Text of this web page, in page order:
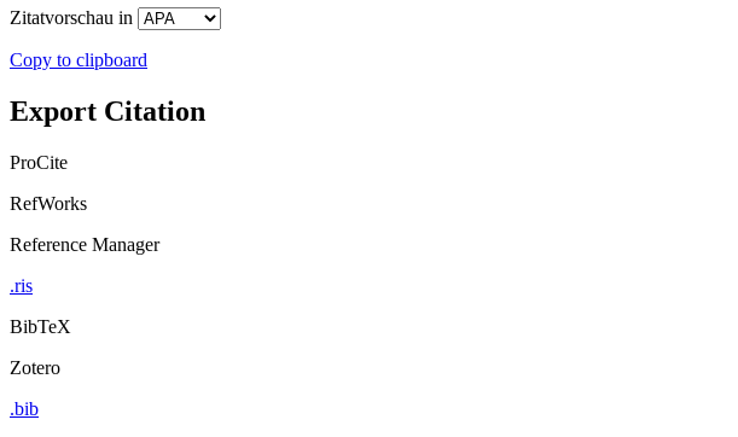
Zitatvorschau in
Copy to clipboard
Export Citation
ProCite
RefWorks
Reference Manager
.ris
BibTeX
Zotero
.bib